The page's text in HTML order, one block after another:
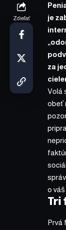
Zdieľať
je
za
Volá
obeť
o váš
Tri
Prvá